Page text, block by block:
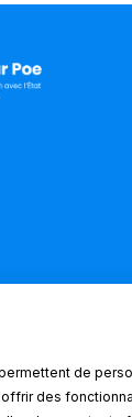
de
des